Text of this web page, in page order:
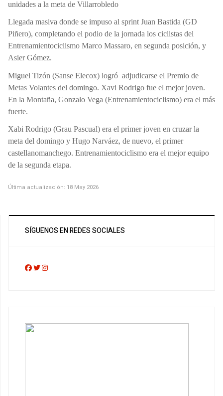
unidades a la meta de Villarrobledo
Llegada masiva donde se impuso al sprint Juan Bastida (GD
Piñero), completando el podio de la jornada los ciclistas del
Entrenamientociclismo Marco Massaro, en segunda posición, y
Asier Gómez.
Miguel Tizón (Sanse Elecox) logró adjudicarse el Premio de
Metas Volantes del domingo. Xavi Rodrigo fue el mejor joven.
En la Montaña, Gonzalo Vega (Entrenamientociclismo) era el más
fuerte.
Xabi Rodrigo (Grau Pascual) era el primer joven en cruzar la
meta del domingo y Hugo Narváez, de nuevo, el primer
castellanomanchego. Entrenamientociclismo era el mejor equipo
de la segunda etapa.
Última actualización: 18 May 2026
SÍGUENOS EN REDES SOCIALES